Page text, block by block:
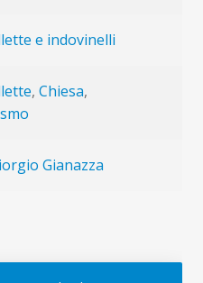
e indovinelli
,Chiesa,
Gianazza